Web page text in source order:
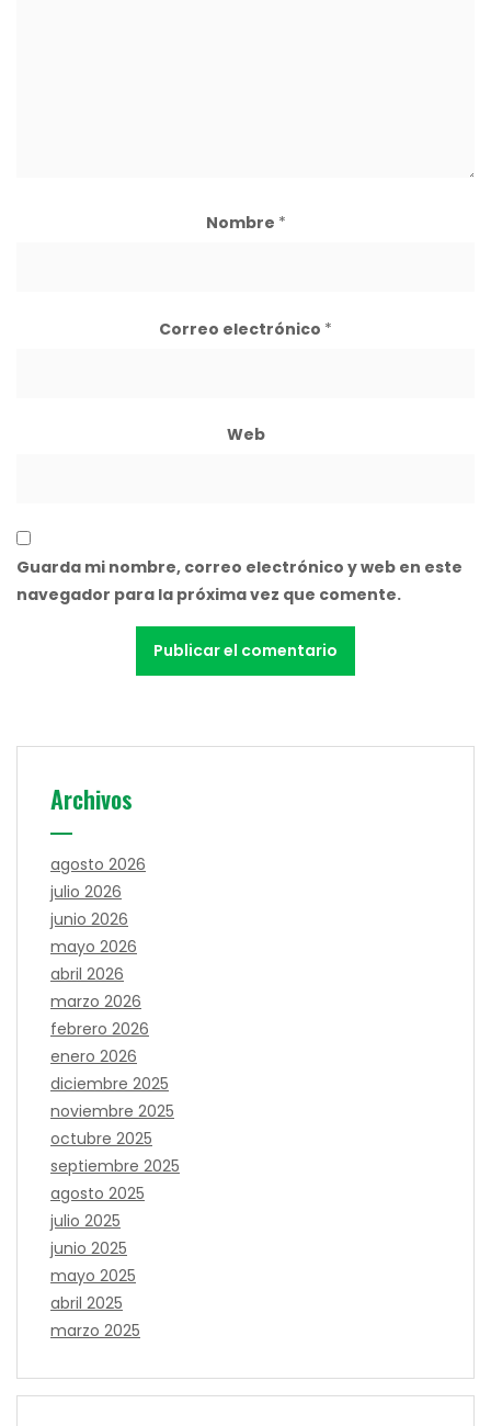
Nombre *
Correo electrónico *
Web
Guarda mi nombre, correo electrónico y web en este
navegador para la próxima vez que comente.
Archivos
agosto 2026
julio 2026
junio 2026
mayo 2026
abril 2026
marzo 2026
febrero 2026
enero 2026
diciembre 2025
noviembre 2025
octubre 2025
septiembre 2025
agosto 2025
julio 2025
junio 2025
mayo 2025
abril 2025
marzo 2025